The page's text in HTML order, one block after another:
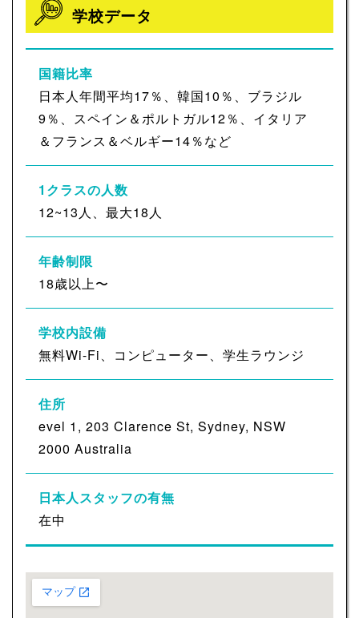
学校データ
国籍比率
日本人年間平均17％、韓国10％、ブラジル
9％、スペイン＆ポルトガル12％、イタリア
＆フランス＆ベルギー14％など
1クラスの人数
12~13人、最大18人
年齢制限
18歳以上〜
学校内設備
無料Wi-Fi、コンピューター、学生ラウンジ
住所
evel 1, 203 Clarence St, Sydney, NSW
2000 Australia
日本人スタッフの有無
在中